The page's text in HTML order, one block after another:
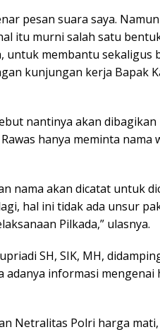
pesan suara saya.
itu murni salah satu
untuk membantu
kunjungan kerja Bapak
nantinya akan dibagikan
hanya meminta nama
nama akan dicatat untuk
hal ini tidak ada unsur
Pilkada,” ulasnya.
SH, SIK, MH,
adanya informasi
Netralitas Polri harga